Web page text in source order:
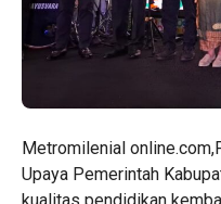
Metromilenial
Upaya Pemerintah